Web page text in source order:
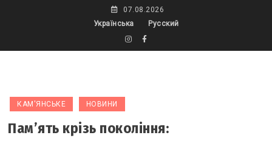
07.08.2026
Українська
Русский
КАМ'ЯНСЬКЕ НОВИНИ
Пам’ять крізь покоління: